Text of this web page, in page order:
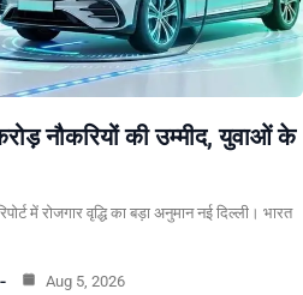
नौकरियों की उम्मीद, युवाओं के
में रोजगार वृद्धि का बड़ा अनुमान नई दिल्ली। भारत
Aug 5, 2026